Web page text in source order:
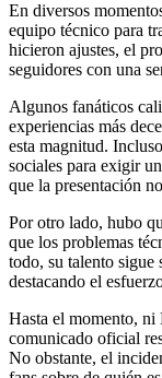
En diversos
equipo técnico para
hicieron ajustes, el
seguidores con una
Algunos fanáticos
experiencias más
esta magnitud.
sociales para exigir
que la presentación
Por otro lado, hubo
que los problemas
todo, su talento sigue
destacando el
Hasta el momento,
comunicado oficial
No obstante, el